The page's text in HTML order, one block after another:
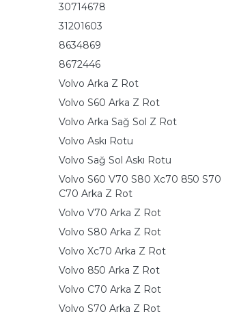
30714678
31201603
8634869
8672446
Volvo Arka Z Rot
Volvo S60 Arka Z Rot
Volvo Arka Sağ Sol Z Rot
Volvo Askı Rotu
Volvo Sağ Sol Askı Rotu
Volvo S60 V70 S80 Xc70 850 S70
C70 Arka Z Rot
Volvo V70 Arka Z Rot
Volvo S80 Arka Z Rot
Volvo Xc70 Arka Z Rot
Volvo 850 Arka Z Rot
Volvo C70 Arka Z Rot
Volvo S70 Arka Z Rot